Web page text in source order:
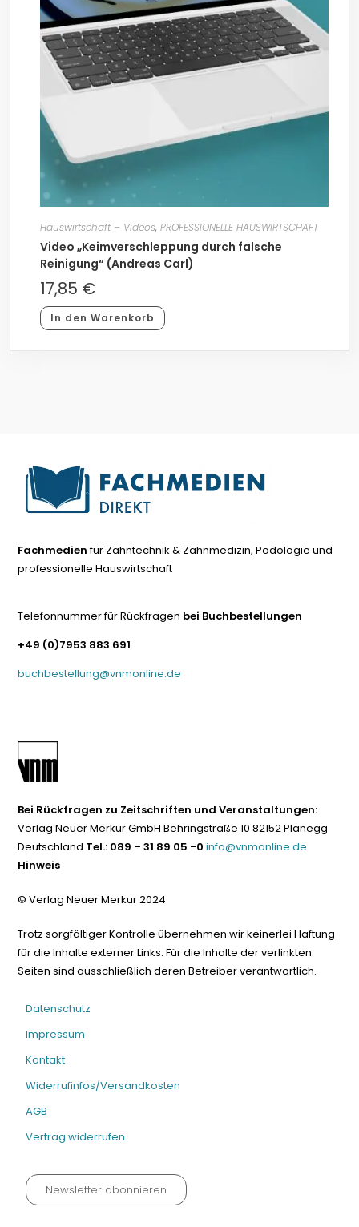
Hauswirtschaft – Videos, PROFESSIONELLE HAUSWIRTSCHAFT
Video „Keimverschleppung durch falsche
Reinigung“ (Andreas Carl)
17,85 €
In den Warenkorb
Fachmedienfür Zahntechnik & Zahnmedizin, Podologie und
professionelle Hauswirtschaft
Telefonnummer für Rückfragen bei Buchbestellungen
+49 (0)7953 883 691
buchbestellung@vnmonline.de
Bei Rückfragen zu Zeitschriften und Veranstaltungen:
Verlag Neuer Merkur GmbH Behringstraße 10 82152 Planegg
Deutschland Tel.: 089 – 31 89 05 -0 info@vnmonline.de
Hinweis
© Verlag Neuer Merkur 2024
Trotz sorgfältiger Kontrolle übernehmen wir keinerlei Haftung
für die Inhalte externer Links. Für die Inhalte der verlinkten
Seiten sind ausschließlich deren Betreiber verantwortlich.
Datenschutz
Impressum
Kontakt
Widerrufinfos/Versandkosten
AGB
Vertrag widerrufen
Newsletter abonnieren